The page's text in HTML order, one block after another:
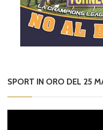
SPORT IN ORO DEL 25